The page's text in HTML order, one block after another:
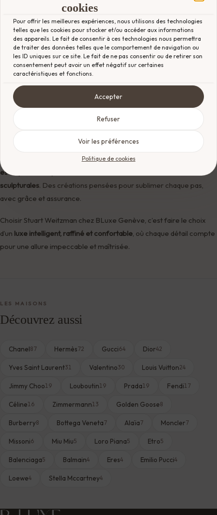
cookies
Pour offrir les meilleures expériences, nous utilisons des technologies
telles que les cookies pour stocker et/ou accéder aux informations
des appareils. Le fait de consentir à ces technologies nous permettra
de traiter des données telles que le comportement de navigation ou
les ID uniques sur ce site. Le fait de ne pas consentir ou de retirer son
consentement peut avoir un effet négatif sur certaines
caractéristiques et fonctions.
Accepter
Refuser
Voir les préférences
Politique de cookies
ligne sobre et sophistiquée
matières nobles et ses finitions délicates séduisent celles qui
recherchent une esthétique chic, minimaliste et durable.
Depuis son rachat par le groupe Tapestry (Coach, Kate Spade), la
maison a su conserver sonADN axé sur la fonctionnalité élégante
tout en explorant de nouvelles voies créatives. Elle continue de
chausser les femmes pour les grands moments de leur vie :
mariages, cérémonies, soirées habillées, ou rendez-vous
, nous avons sélectionné les modèles les plus
emblématiques de Stuart Weitzman :cuissardes gainantes,
escarpins intemporels, sandales minimalistes et bottines
sculpturales. Des créations pensées pour sublimer chaque pas,
avec grâce et assurance.
Choisir Stuart Weitzman chez BLuxe Genève, c’est faire le choix
d’un luxe intelligent, raffiné et confortable , où chaque détail compte
pour une allure impeccable et maîtrisée.
LES MAISONS
Découvrez aussi
Chanel87 Hermès72 Gucci64 Dior42
Yves Saint Laurent31 Valentino30 Louis Vuitton24
Jimmy Choo19 Louboutin19 Prada19 Fendi17
Céline16 Zimmermann13 Golden Goose8
Burberry8 Bottega Veneta7 Alaïa7 Moncler7
Missoni6 Miu Miu5 Loro Piana5 Etro5
Balenciaga5 Balmain4 Eres4 Emilio Pucci4
Loewe4 Stella Mccartney4